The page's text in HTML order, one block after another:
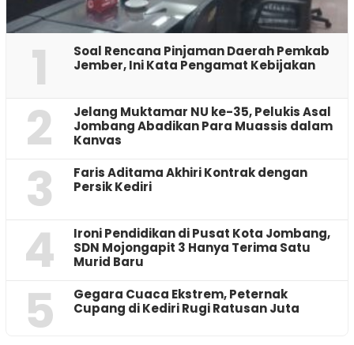
1
‎Soal Rencana Pinjaman Daerah Pemkab
Jember, Ini Kata Pengamat Kebijakan ‎
2
Jelang Muktamar NU ke-35, Pelukis Asal
Jombang Abadikan Para Muassis dalam
Kanvas
3
Faris Aditama Akhiri Kontrak dengan
Persik Kediri
4
Ironi Pendidikan di Pusat Kota Jombang,
SDN Mojongapit 3 Hanya Terima Satu
Murid Baru
5
‎Gegara Cuaca Ekstrem, Peternak
Cupang di Kediri Rugi Ratusan Juta